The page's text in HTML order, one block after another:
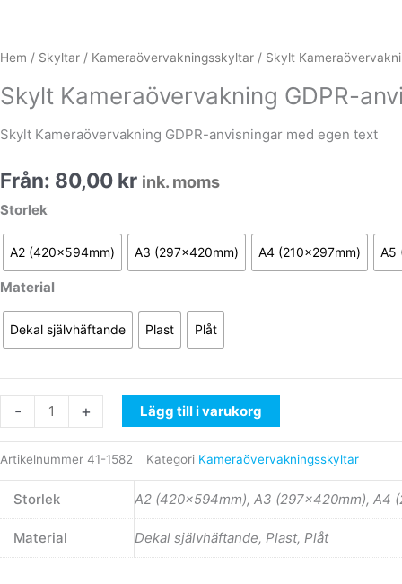
Hem / Skyltar / Kameraövervakningsskyltar / Skylt
Skylt Kameraövervakning GDPR-
Skylt Kameraövervakning GDPR-anvisningar med egen text
Från: 80,00 kr ink. moms
Storlek
A2 (420x594mm) A3 (297x420mm) A4 (210x297mm) A5
Material
Dekal självhäftande Plast Plåt
-
Skylt
GDPR-
anvisningar
med
egen
text
+ Lägg till i varukorg
Artikelnummer 41-1582 Kategori Kameraövervakningsskyltar
Storlek A2 (420x594mm), A3 (297x420mm), A4
Material Dekal självhäftande, Plast, Plåt